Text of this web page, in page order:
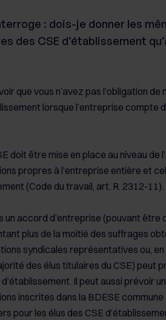
: dois-je donner les
des CSE d’établissement
que vous n’avez pas l’obligation de
lorsque l’entreprise compte
doit être mise en place au niveau de
propres à l’entreprise entière et
(Code du travail, art. R. 2312-11).
un accord d’entreprise (pouvant être
plus de la moitié des suffrages
syndicales représentatives ou, en
des élus titulaires du CSE) peut
Il peut aussi prévoir
inscrites dans la BDESE
pour les élus des CSE